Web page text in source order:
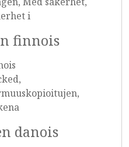
i
finnois
danois